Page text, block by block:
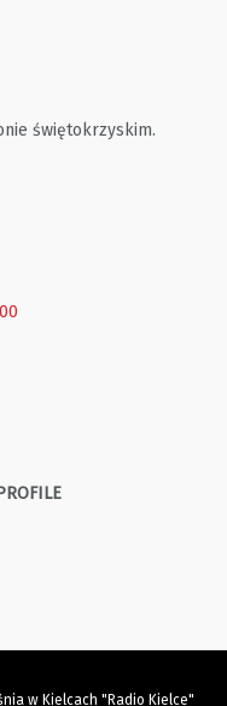
świętokrzyskim.
w Kielcach "Radio Kielce"